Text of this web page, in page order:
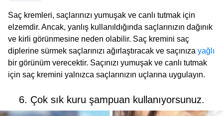
Saç kremleri, saçlarınızı yumuşak ve canlı tutmak için
elzemdir. Ancak, yanlış kullanıldığında saçlarınızın dağınık
ve kirli görünmesine neden olabilir. Saç kremini saç
diplerine sürmek saçlarınızı ağırlaştıracak ve saçınıza yağlı
bir görünüm verecektir. Saçınızı yumuşak ve canlı tutmak
için saç kremini yalnızca saçlarınızın uçlarına uygulayın.
6. Çok sık kuru şampuan kullanıyorsunuz.